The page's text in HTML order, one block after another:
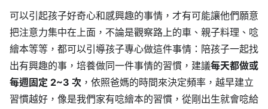
可以引起孩子好奇心和感興趣的事情，才有可能讓他們願意
把注意力集中在上面，不論是觀察路上的車、親子料理、唸
繪本等等，都可以引導孩子專心做這件事情：陪孩子一起找
出有興趣的事，培養做同一件事情的習慣，建議每天都做或
每週固定 2~3 次 ，依照爸媽的時間來決定頻率，越早建立
習慣越好，像是我們家有唸繪本的習慣，從剛出生就會唸給